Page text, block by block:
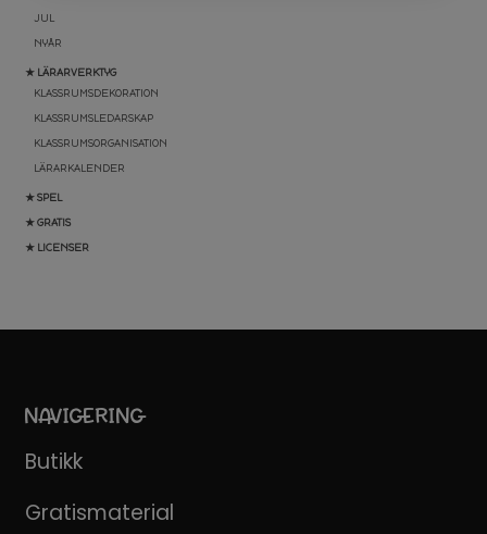
JUL
NYÅR
★ LÄRARVERKTYG
KLASSRUMSDEKORATION
KLASSRUMSLEDARSKAP
KLASSRUMSORGANISATION
LÄRARKALENDER
★ SPEL
★ GRATIS
★ LICENSER
NAVIGERING
Butikk
Gratismaterial